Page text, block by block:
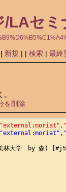
/LAセミ
新規 | | 検索| 最終
を削除